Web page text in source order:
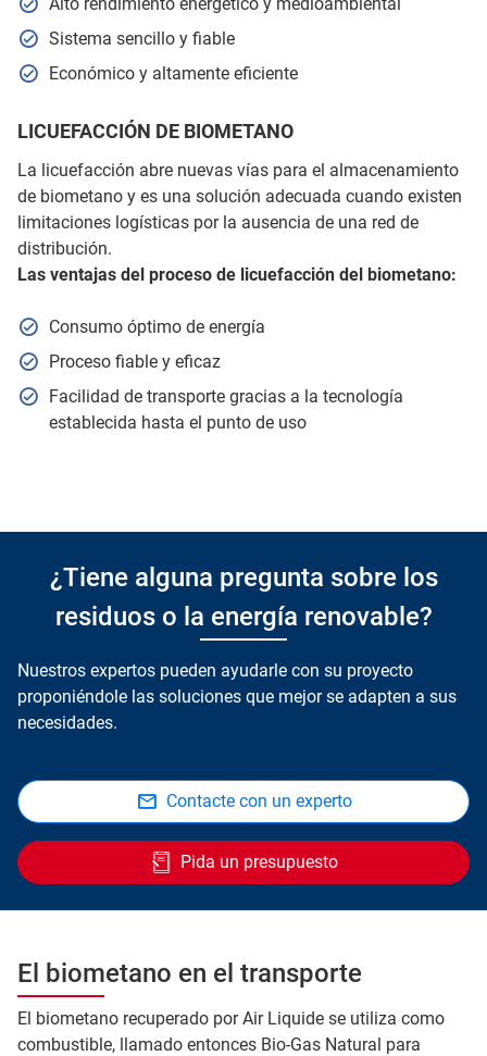
Sistema sencillo y fiable
Económico y altamente eficiente
LICUEFACCIÓN DE BIOMETANO
La licuefacción abre nuevas vías para el almacenamiento
de biometano y es una solución adecuada cuando existen
limitaciones logísticas por la ausencia de una red de
distribución.
Las ventajas del proceso de licuefacción del biometano:
Consumo óptimo de energía
Proceso fiable y eficaz
Facilidad de transporte gracias a la tecnología
establecida hasta el punto de uso
¿Tiene alguna pregunta sobre los
residuos o la energía renovable?
Nuestros expertos pueden ayudarle con su proyecto
proponiéndole las soluciones que mejor se adapten a sus
necesidades.
Contacte con un experto
Pida un presupuesto
El biometano en el transporte
El biometano recuperado por Air Liquide se utiliza como
combustible, llamado entonces Bio-Gas Natural para